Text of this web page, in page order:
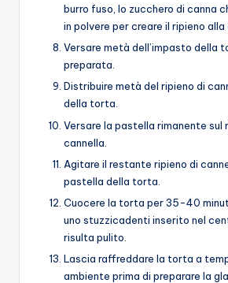
burro fuso, lo zucchero di canna
in polvere per creare il ripieno alla
Versare metà dell’impasto della
preparata.
Distribuire metà del ripieno di
della torta.
Versare la pastella rimanente sul
cannella.
Agitare il restante ripieno di
pastella della torta.
Cuocere la torta per 35-40
uno stuzzicadenti inserito nel
risulta pulito.
Lascia raffreddare la torta a
ambiente prima di preparare la